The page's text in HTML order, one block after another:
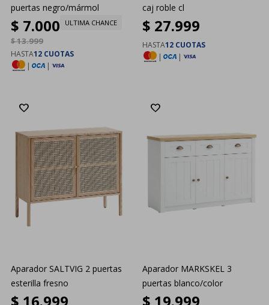
puertas negro/mármol
$ 7.000
$13.999
ULTIMA CHANCE
HASTA12 CUOTAS
|
|
caj roble cl
$ 27.999
HASTA12 CUOTAS
|
|
Aparador SALTVIG 2 puertas
esterilla fresno
$ 16.999
Aparador MARKSKEL 3
puertas blanco/color
$ 19.999